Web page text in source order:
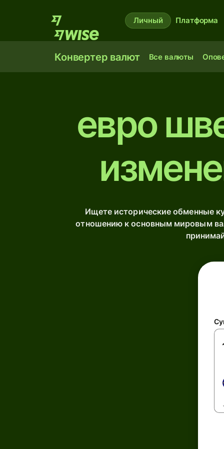
Личный Платформа
Конвертер валют Все валюты
евро
Ищете исторические обменные
отношению к основным мировым